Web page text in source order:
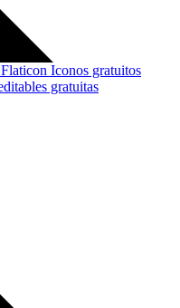
Flaticon Iconos gratuitos
gratuitas